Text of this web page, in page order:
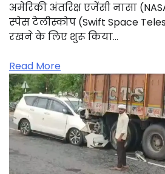
अमेरिकी अंतरिक्ष एजेंसी नासा
स्पेस टेलीस्कोप (Swift Space
रखने के लिए शुरू किया…
Read More